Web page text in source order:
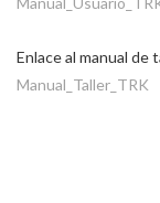
Enlace al manual de
Manual_Taller_TRK